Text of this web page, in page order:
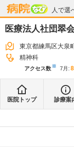
人で選
病院なび
医療法人社団翠
東京都練馬区大泉
精神科
アクセス数※ 7月 : 8
医院トップ 診療案